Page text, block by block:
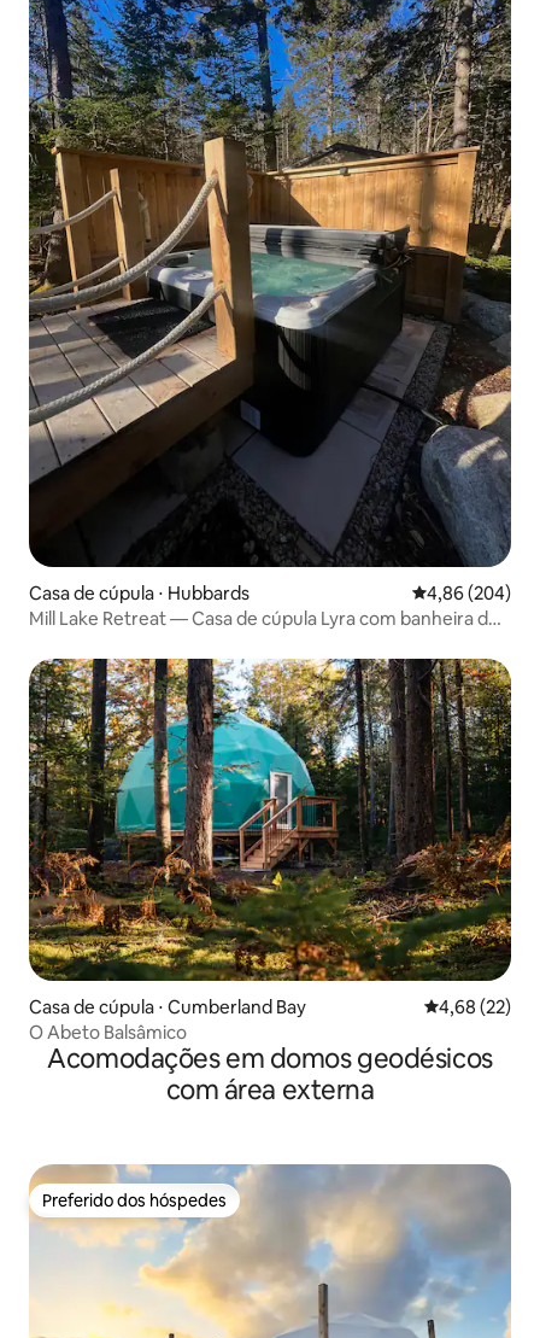
Casa de cúpula ⋅ Hubbards 4,86 de uma
4,86 (204)
Mill Lake Retreat — Casa de cúpula Lyra com banheira de
Casa de cúpula ⋅ Cumberland Bay 4,68 de uma
4,68 (22)
O Abeto Balsâmico
Acomodações em domos geodésicos
com área externa
Preferido dos hóspedes
Preferido dos hóspedes